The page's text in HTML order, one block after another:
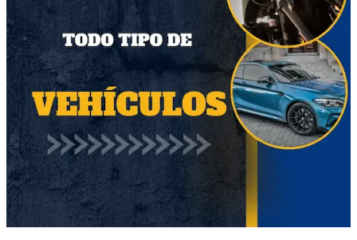
Otros productos del vendedor
34 50